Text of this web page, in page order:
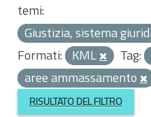
temi:
Giustizia, sistema
Formati: KML Tag:
aree ammassamento
RISULTATO DEL FILTRO